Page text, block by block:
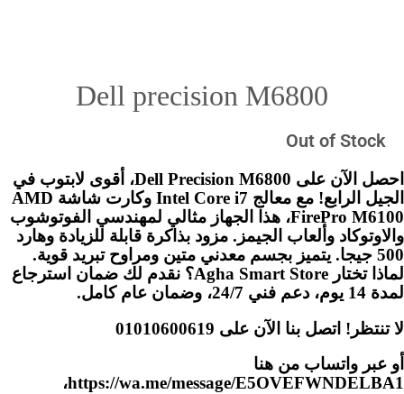
Dell precision M6800
Out of Stock
احصل الآن على Dell Precision M6800، أقوى لابتوب في
الجيل الرابع! مع معالج Intel Core i7 وكارت شاشة AMD
FirePro M6100، هذا الجهاز مثالي لمهندسي الفوتوشوب
والاوتوكاد وألعاب الجيمز. مزود بذاكرة قابلة للزيادة وهارد
500 جيجا. يتميز بجسم معدني متين ومراوح تبريد قوية.
لماذا تختار Agha Smart Store؟ نقدم لك ضمان استرجاع
لمدة 14 يوم، دعم فني 24/7، وضمان عام كامل.
لا تنتظر! اتصل بنا الآن على 01010600619
أو عبر واتساب من هنا
https://wa.me/message/E5OVEFWNDELBA1،